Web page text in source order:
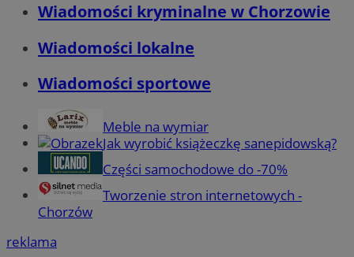
Wiadomości kryminalne w Chorzowie
Wiadomości lokalne
Wiadomości sportowe
Meble na wymiar
Jak wyrobić książeczkę sanepidowską?
Części samochodowe do -70%
Tworzenie stron internetowych -
Chorzów
reklama